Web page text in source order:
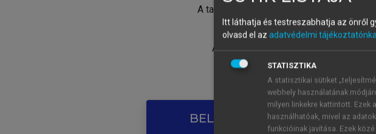
A tartalom megtekintéséhez lépj be a
Új felhasználóként1 óra
A próbaidőszak elindításához,
A regisztráció után a
BELÉPÉS SAJÁT FIÓKKAL
Itt láthatja és testreszabhatja az önről
olvasd el az adatvédelmi
STATISZTIKA
A statisztikai sütiket
webhely használatának
milyen linkekre kattintott.
használhatóak, mivel az
funkcióinak javítása. Ezek